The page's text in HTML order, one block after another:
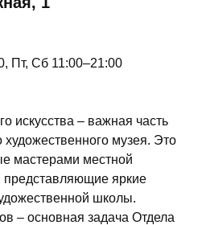
искусства – важная часть
художественного музея. Это
мастерами местной
представляющие яркие
школы.
– основная задача Отдела
Пт, Сб 11:00–21:00